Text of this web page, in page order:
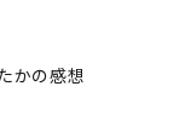
かの感想